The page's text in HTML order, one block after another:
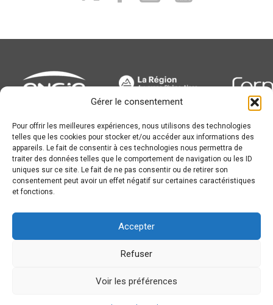
Gérer le consentement
Pour offrir les meilleures expériences, nous utilisons des technologies
telles que les cookies pour stocker et/ou accéder aux informations des
appareils. Le fait de consentir à ces technologies nous permettra de
traiter des données telles que le comportement de navigation ou les ID
uniques sur ce site. Le fait de ne pas consentir ou de retirer son
consentement peut avoir un effet négatif sur certaines caractéristiques
et fonctions.
Accepter
Refuser
Voir les préférences
Newsletter
Plan du site